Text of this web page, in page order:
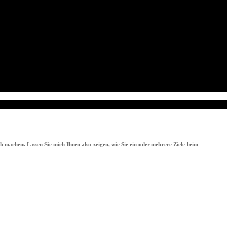
Lassen Sie mich Ihnen also zeigen, wie Sie ein oder mehrere Ziele beim